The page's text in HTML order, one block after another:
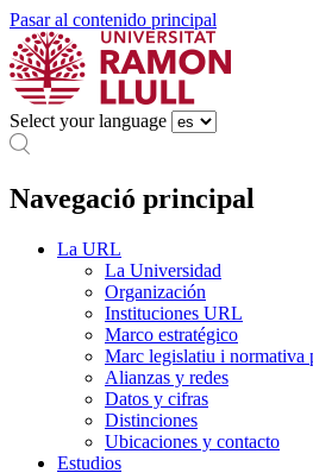
Pasar al contenido principal
Select your language
Navegació principal
La URL
La Universidad
Organización
Instituciones URL
Marco estratégico
Marc legislatiu i normativa
Alianzas y redes
Datos y cifras
Distinciones
Ubicaciones y contacto
Estudios